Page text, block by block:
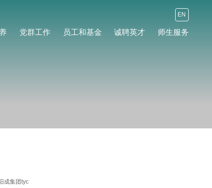
EN
党群工作 员工和基金 诚聘英才 师生服务
成集团tyc